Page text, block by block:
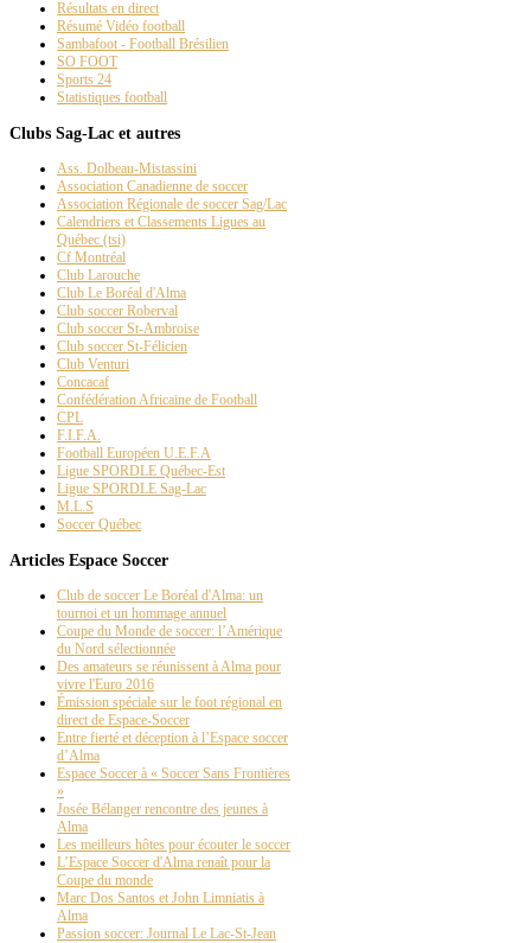
Résultats en direct
Résumé Vidéo football
Sambafoot - Football Brésilien
SO FOOT
Sports 24
Statistiques football
Clubs Sag-Lac et autres
Ass. Dolbeau-Mistassini
Association Canadienne de soccer
Association Régionale de soccer Sag/Lac
Calendriers et Classements Ligues au
Québec (tsi)
Cf Montréal
Club Larouche
Club Le Boréal d'Alma
Club soccer Roberval
Club soccer St-Ambroise
Club soccer St-Félicien
Club Venturi
Concacaf
Confédération Africaine de Football
CPL
F.I.F.A.
Football Européen U.E.F.A
Ligue SPORDLE Québec-Est
Ligue SPORDLE Sag-Lac
M.L.S
Soccer Québec
Articles Espace Soccer
Club de soccer Le Boréal d'Alma: un
tournoi et un hommage annuel
Coupe du Monde de soccer: l’Amérique
du Nord sélectionnée
Des amateurs se réunissent à Alma pour
vivre l'Euro 2016
Émission spéciale sur le foot régional en
direct de Espace-Soccer
Entre fierté et déception à l’Espace soccer
d’Alma
Espace Soccer à « Soccer Sans Frontières
»
Josée Bélanger rencontre des jeunes à
Alma
Les meilleurs hôtes pour écouter le soccer
L’Espace Soccer d'Alma renaît pour la
Coupe du monde
Marc Dos Santos et John Limniatis à
Alma
Passion soccer: Journal Le Lac-St-Jean